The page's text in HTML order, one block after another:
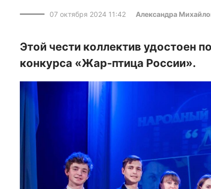
07 октября 2024 11:42 Александра
Этой чести коллектив удостоен
конкурса «Жар-птица России».